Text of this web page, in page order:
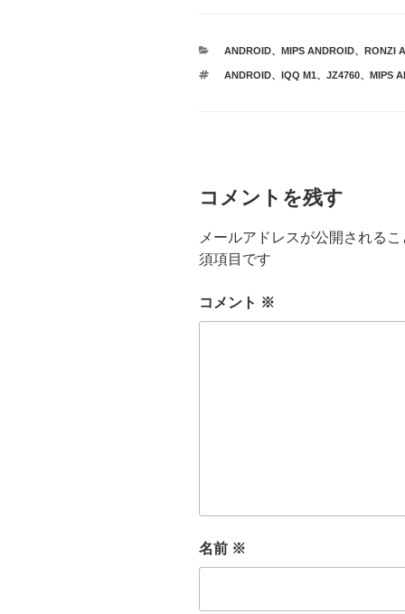
カ
ゴ
ANDROID、 MIPS ANDROID、 RONZI
タ
ANDROID、 IQQ M1、 JZ4760、 MIPS
コメントを残す
メールアドレスが公開される
須項目です
コメント ※
名前 ※